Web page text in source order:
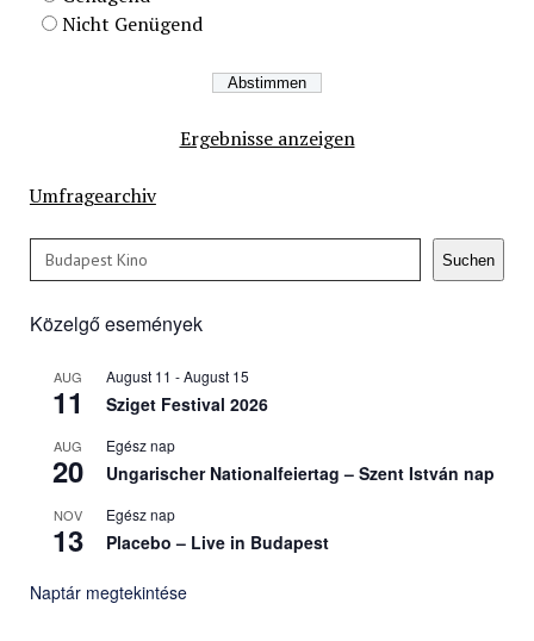
Nicht Genügend
Ergebnisse anzeigen
Umfragearchiv
Keresés Suchen
Közelgő események
AUG
11
August 11 -August 15
Sziget Festival 2026
AUG
20
Egész nap
Ungarischer Nationalfeiertag – Szent István nap
NOV
13
Egész nap
Placebo – Live in Budapest
Naptár megtekintése